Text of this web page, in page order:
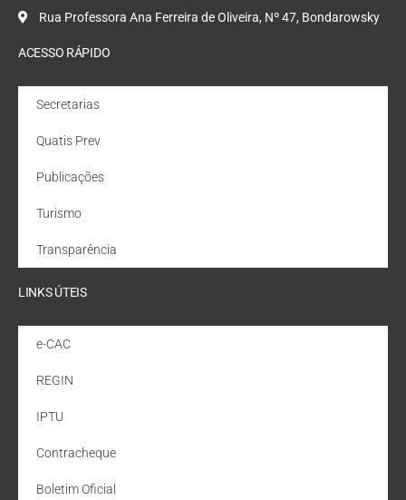
Rua Professora Ana Ferreira de Oliveira, Nº 47, Bondarowsky
ACESSO RÁPIDO
Secretarias
Quatis Prev
Publicações
Turismo
Transparência
LINKS ÚTEIS
e-CAC
REGIN
IPTU
Contracheque
Boletim Oficial